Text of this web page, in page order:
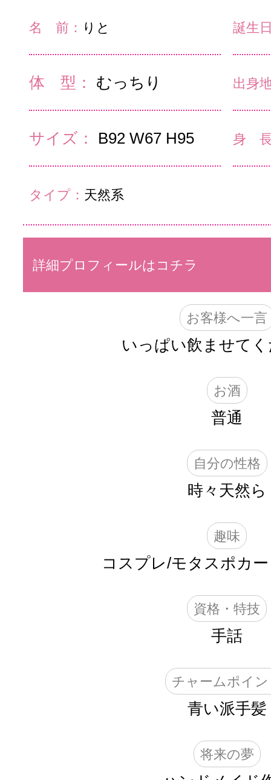
名 前： りと 誕生
サイズ： B92 W67 H95
体 型： むっちり 出身
身
タイプ： 天然系
詳細プロフィールはコチラ
お客様へ一言
いっぱい飲ませて
お酒
普通
自分の性格
時々天然ら
趣味
コスプレ/モタスポカ
資格・特技
手話
チャームポイ
青い派手髪
将来の夢